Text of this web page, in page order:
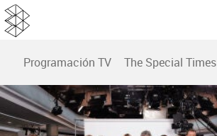
Programación TV The Special Times